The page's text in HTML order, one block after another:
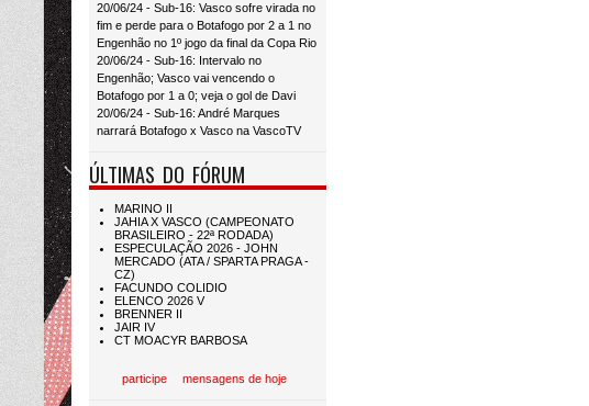
20/06/24 - Sub-16: Vasco sofre virada no
fim e perde para o Botafogo por 2 a 1 no
Engenhão no 1º jogo da final da Copa Rio
20/06/24 - Sub-16: Intervalo no
Engenhão; Vasco vai vencendo o
Botafogo por 1 a 0; veja o gol de Davi
20/06/24 - Sub-16: André Marques
narrará Botafogo x Vasco na VascoTV
ÚLTIMAS DO FÓRUM
participe mensagens de hoje